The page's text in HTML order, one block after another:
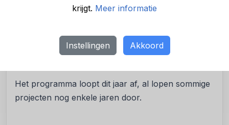
krijgt. Meer informatie
Instellingen Akkoord
2022. Het doel: Europese landen duurzamer en
energiecrisis laten komen. Voorwaarde voor
financiering is dat projecten bijdragen aan klimaat,
Het programma loopt dit jaar af, al lopen sommige
projecten nog enkele jaren door.